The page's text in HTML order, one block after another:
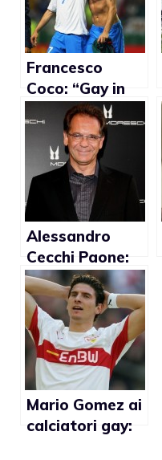
Francesco
Coco: “Gay in
Nazionale?
Marcia in più”
Alessandro
Cecchi Paone:
“Relazione gay
con calciatore
della
Nazionale”
Mario Gomez ai
calciatori gay: